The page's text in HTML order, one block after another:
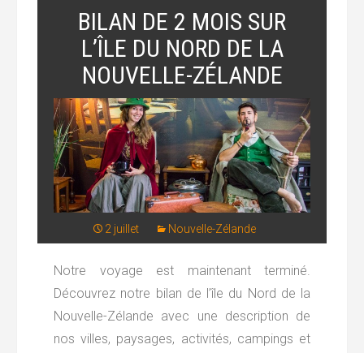
BILAN DE 2 MOIS SUR
L’ÎLE DU NORD DE LA
NOUVELLE-ZÉLANDE
2 juillet Nouvelle-Zélande
Notre voyage est maintenant terminé.
Découvrez notre bilan de l’île du Nord de la
Nouvelle-Zélande avec une description de
nos villes, paysages, activités, campings et